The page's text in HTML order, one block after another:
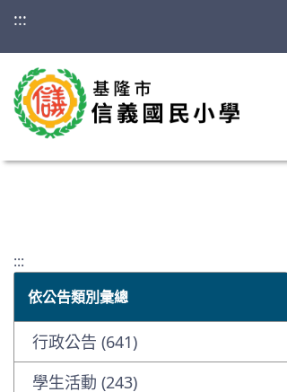
:::
:::
依公告類別彙總
行政公告 (641)
學生活動 (243)